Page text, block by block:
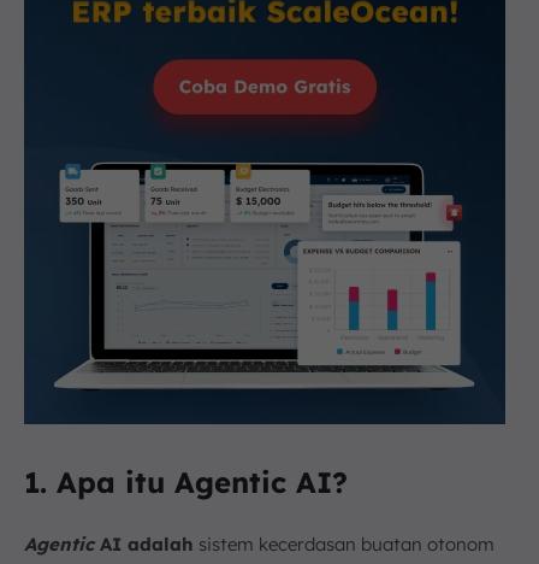
1. Apa itu Agentic AI?
AgenticAI adalah sistem kecerdasan buatan otonom